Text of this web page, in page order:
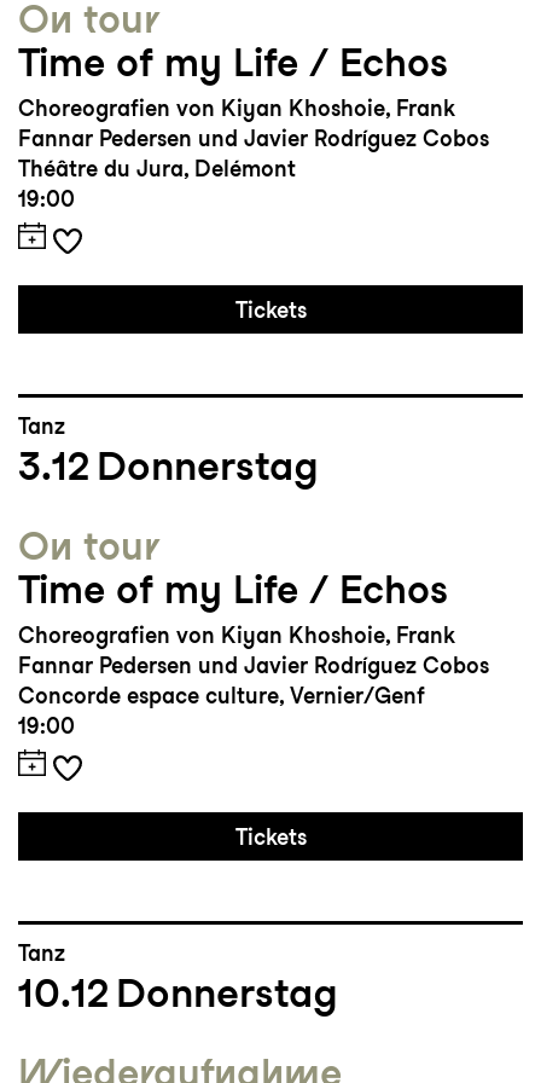
On tour
Time of my Life / Echos
Choreografien von Kiyan Khoshoie, Frank
Fannar Pedersen und Javier Rodríguez Cobos
Théâtre du Jura, Delémont
19:00
Tickets
Tanz
3.12 Donnerstag
On tour
Time of my Life / Echos
Choreografien von Kiyan Khoshoie, Frank
Fannar Pedersen und Javier Rodríguez Cobos
Concorde espace culture, Vernier/Genf
19:00
Tickets
Tanz
10.12 Donnerstag
Wieder­aufnahme